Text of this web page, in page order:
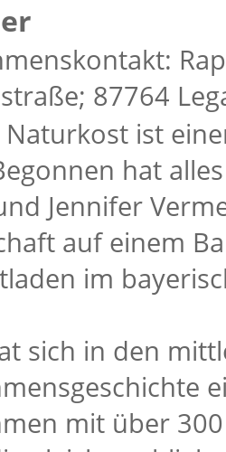
87764
Naturkost ist
hat
Jennifer
auf einem
im
sich in den
mit über